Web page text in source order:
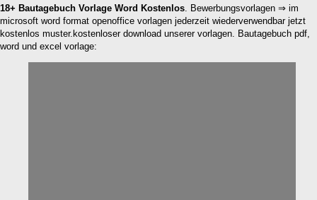
18+ Bautagebuch Vorlage Word Kostenlos. Bewerbungsvorlagen ⇒ im
microsoft word format openoffice vorlagen jederzeit wiederverwendbar jetzt
kostenlos muster.kostenloser download unserer vorlagen. Bautagebuch pdf,
word und excel vorlage: